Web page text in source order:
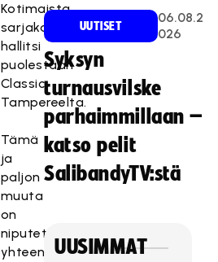
Kotimaista
sarjakautta
hallitsi
puolestaan
Classic
Tampereelta.
Tämä
ja
paljon
muuta
on
niputettu
yhteen
UUTISET
06.08.2
026
Syksyn
turnausvilske
parhaimmillaan –
katso pelit
SalibandyTV:stä
UUSIMMAT